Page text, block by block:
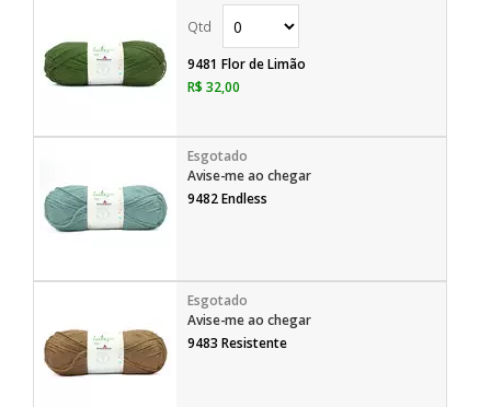
9481 Flor de Limão
R$ 32,00
Avise-me ao chegar
9482 Endless
Avise-me ao chegar
9483 Resistente